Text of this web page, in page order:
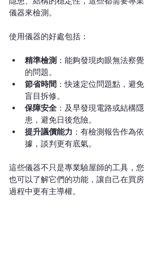
儀器來檢測。
使用儀器的好處包括：
精準檢測 ：能夠發現肉眼無法察覺
的問題。
節省時間 ：快速定位問題點，避免
盲目拆修。
保障安全 ：及早發現電路或結構隱
患，避免日後危險。
提升議價能力 ：有檢測報告作為依
據，談判更有底氣。
這些儀器不只是專業驗屋師的工具，您
也可以了解它們的功能，讓自己在買房
過程中更有主導權。